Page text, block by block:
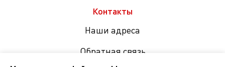
Контакты
Наши адреса
Обратная связь